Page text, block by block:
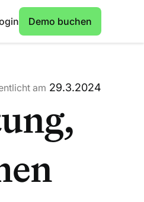
Demo buchen
am 29.3.2024